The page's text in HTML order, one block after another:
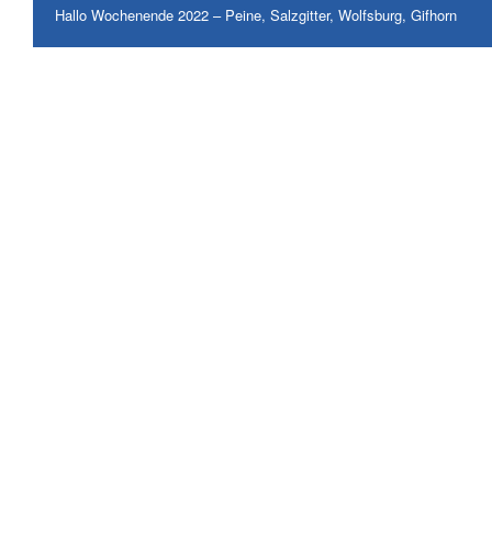
Hallo Wochenende 2022 – Peine, Salzgitter, Wolfsburg, Gifhorn